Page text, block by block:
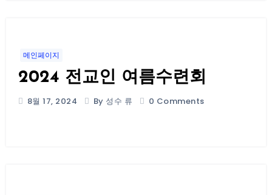
메인페이지
2024 전교인 여름수련회
8월 17, 2024 By 성수 류 0 Comments